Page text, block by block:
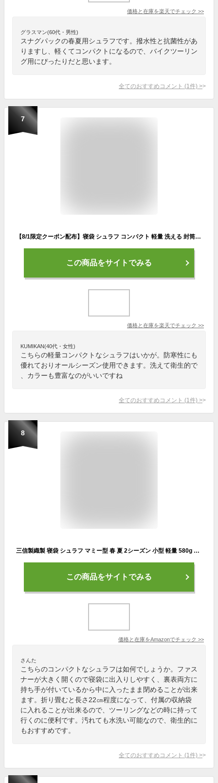
価格と在庫を楽天でチェック >>
グラスマン(60代・男性)
スナグパックの春夏用シュラフです。撥水性と抗菌性があ
りますし、軽くてコンパクトになるので、バイクツーリン
グ用にぴったりだと思います。
全てのおすすめコメント (1 件) >
7
【8/1限定クーポン配布】寝袋 シュラフ コンパクト 軽量 洗える 封筒型 -4℃ -4度 キャンプ 封筒 寝袋 オールシーズン 夏 冬 防寒 防災 寝袋 キャンプ アウトドア 洗える寝袋 緊急用 防災用 冬用 布団 防災グッズ 車中泊 毛布 電気を使わない
この商品をサイトでみる
価格と在庫を楽天でチェック >>
KUMIKAN(40代・女性)
こちらの軽量コンパクトなシュラフはいかが。防寒性にも
優れておりオールシーズン使用できます。洗えて衛生的で
、カラーも豊富なのがいいですね
全てのおすすめコメント (1 件) >
8
三信製織製 寝袋 シュラフ マミー型 春 夏 2シーズン 小型 軽量 580g コンパクト テント/屋内向け キャンプ アウトドア ソロキャンプ ツーリング 車中泊 防災 災害 室内 避難 緊急時 水洗いOK 収納カバー付き
この商品をサイトでみる
価格と在庫をAmazonでチェック >>
さんた
こちらのコンパクトなシュラフは如何でしょうか。ファス
ナーが大きく開くので寝袋に出入りしやすく、裏表両方に
持ち手が付いているから中に入ったまま閉めることが出来
ます。折り畳むと長さ22㎝程度になって、付属の収納袋
に入れることが出来るので、ツーリングなどの時に持って
行くのに便利です。汚れても水洗い可能なので、衛生的に
もおすすめです。
全てのおすすめコメント (1 件) >